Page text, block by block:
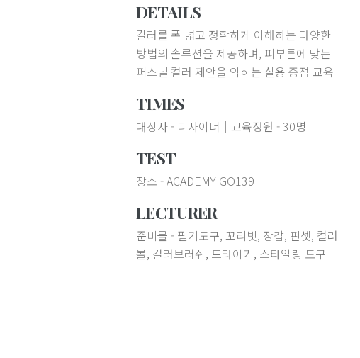
DETAILS
컬러를 폭 넓고 정확하게 이해하는 다양한
방법의 솔루션을 제공하며, 피부톤에 맞는
퍼스널 컬러 제안을 익히는 실용 중점 교육
TIMES
대상자 - 디자이너│교육정원 - 30명
TEST
장소 - ACADEMY GO139
LECTURER
준비물 - 필기도구, 꼬리빗, 장갑, 핀셋, 컬러
볼, 컬러브러쉬, 드라이기, 스타일링 도구